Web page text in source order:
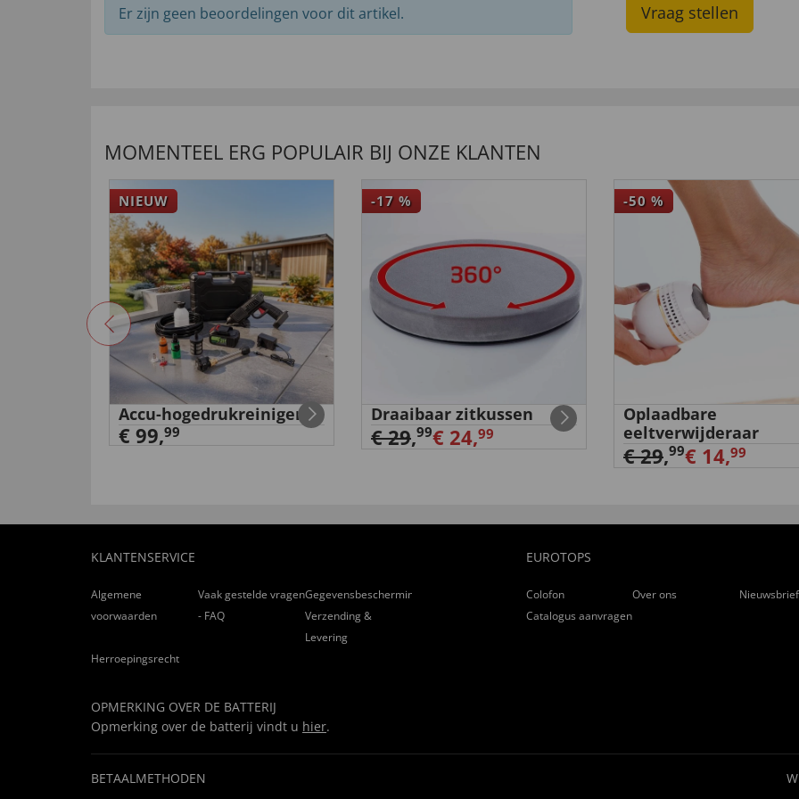
Er zijn geen beoordelingen voor dit artikel. Vraag stellen
MOMENTEEL ERG POPULAIR BIJ ONZE KLANTEN
NIEUW
Accu-hogedrukreiniger
€ 99,99
-17 %
Draaibaar zitkussen
€ 29,99€ 24,99
-50 %
Oplaadbare
eeltverwijderaar
€ 29,99€ 14,99
KLANTENSERVICE
Algemene
voorwaarden
Vaak gestelde vragen
- FAQ
Gegevensbescherming
Verzending &
Levering
Herroepingsrecht
OPMERKING OVER DE BATTERIJ
Opmerking over de batterij vindt u hier.
EUROTOPS
Colofon Over ons
Nieuwsbrief
Catalogus aanvragen
BETAALMETHODEN